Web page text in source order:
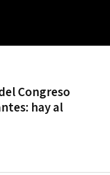
Congreso
hay al